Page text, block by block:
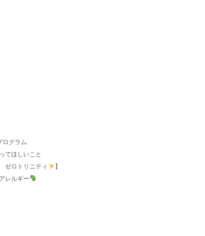
ログラム
てほしいこと
ゼロトリニティ
】
レルギー